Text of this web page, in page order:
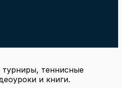
теннисные
и книги.